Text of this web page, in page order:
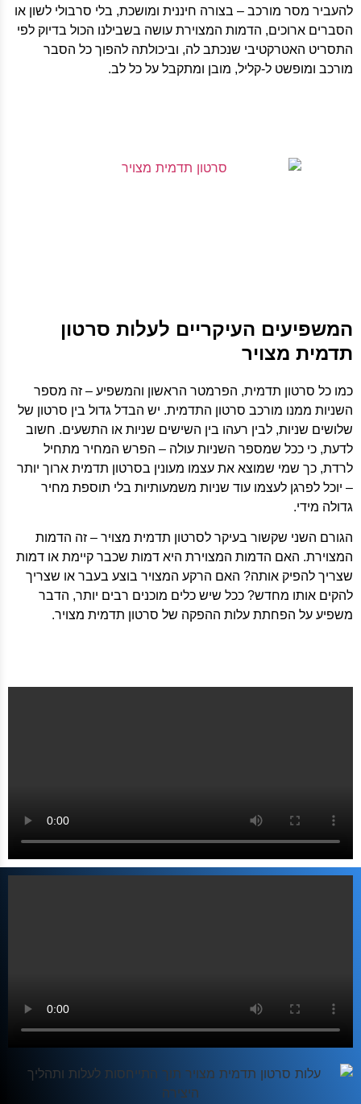
להעביר מסר מורכב – בצורה חיננית ומושכת, בלי סרבולי לשון או
הסברים ארוכים, הדמות המצוירת עושה בשבילנו הכול בדיוק לפי
התסריט האטרקטיבי שנכתב לה, וביכולתה להפוך כל הסבר
מורכב ומופשט ל-קליל, מובן ומתקבל על כל לב.
המשפיעים העיקריים לעלות סרטון
תדמית מצויר
כמו כל סרטון תדמית, הפרמטר הראשון והמשפיע – זה מספר
השניות ממנו מורכב סרטון התדמית. יש הבדל גדול בין סרטון של
שלושים שניות, לבין רעהו בין השישים שניות או התשעים. חשוב
לדעת, כי ככל שמספר השניות עולה – הפרש המחיר מתחיל
לרדת, כך שמי שמוצא את עצמו מעונין בסרטון תדמית ארוך יותר
– יוכל לפרגן לעצמו עוד שניות משמעותיות בלי תוספת מחיר
גדולה מידי.
הגורם השני שקשור בעיקר לסרטון תדמית מצויר – זה הדמות
המצוירת. האם הדמות המצוירת היא דמות שכבר קיימת או דמות
שצריך להפיק אותה? האם הרקע המצויר בוצע בעבר או שצריך
להקים אותו מחדש? ככל שיש כלים מוכנים רבים יותר, הדבר
משפיע על הפחתת עלות ההפקה של סרטון תדמית מצויר.